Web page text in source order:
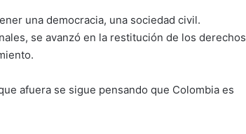
una democracia, una sociedad civil.
se avanzó en la restitución de los derechos
afuera se sigue pensando que Colombia es